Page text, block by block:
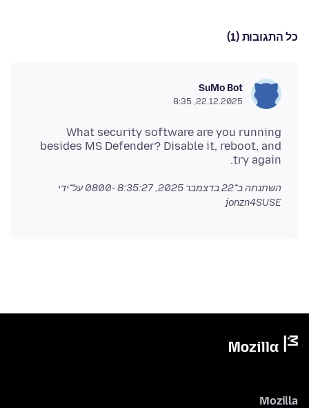
כל התגובות (1)
SuMo Bot
22.12.2025, 8:35
What security software are you running
besides MS Defender? Disable it, reboot, and
try again.
השתנתה ב־22 בדצמבר 2025, 8:35:27 -0800
על־ידי
jonzn4SUSE
Mozilla